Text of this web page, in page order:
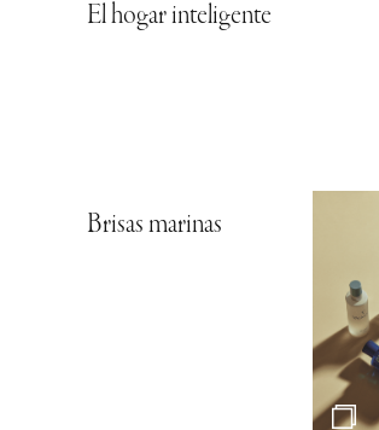
El hogar inteligente
Brisas marinas